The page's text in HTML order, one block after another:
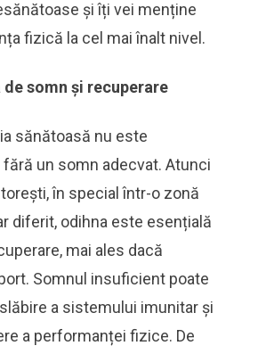
și îți vei menține
fizică la cel mai înalt nivel.
de somn și recuperare
sănătoasă nu este
un somn adecvat. Atunci
în special într-o zonă
diferit, odihna este esențială
mai ales dacă
Somnul insuficient poate
a sistemului imunitar și
a performanței fizice. De